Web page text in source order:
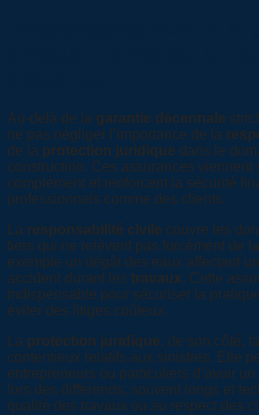
Au-delà de la garantie décennale
ne pas négliger l’importance de la
de la protection juridique dans le
construction. Ces assurances viennent
complément et renforcent la sécurité
professionnels comme des clients.
La responsabilité civile couvre les
tiers qui ne relèvent pas forcément de
exemple un dégât des eaux affectant
accident durant les travaux. Cette
indispensable pour sécuriser la
éviter des litiges coûteux.
La protection juridique, de son côté,
contentieux relatifs aux sinistres. Elle
entrepreneurs ou particuliers d’avoir
lors des différends, souvent longs et
qualité des travaux ou au respect des